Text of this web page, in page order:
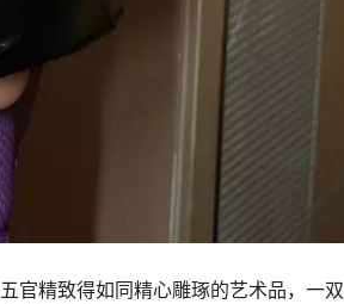
官精致得如同精心雕琢的艺术品，一双